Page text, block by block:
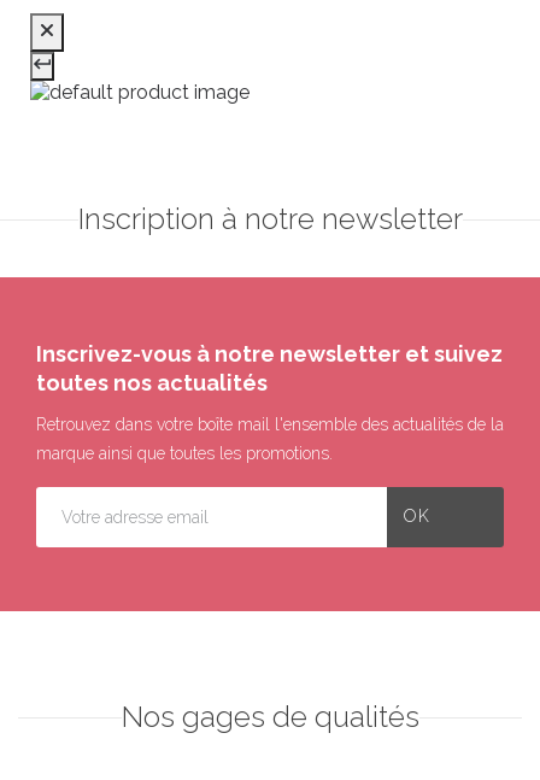
Inscription à notre newsletter
Inscrivez-vous à notre newsletter et suivez
toutes nos actualités
Retrouvez dans votre boîte mail l'ensemble des actualités de la
marque ainsi que toutes les promotions.
Nos gages de qualités